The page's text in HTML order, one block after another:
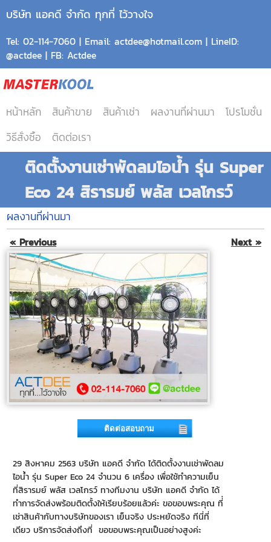
บริษัท แอคดี จำกัด ทุกที่ ไว้วางใจ
Tel: 02-114-7060 | Email: actdee@hotmail.com | LineID:
@actdee | FB: Actdee
หน้าหลัก สินค้าขาย สินค้าเช่า ผลงานที่ผ่านมา
โปรโมชั่น
วิธีสั่งซื้อ
ติดต่อเรา
ติดตั้งงานเช่าพัดลมไอน้ำ รุ่น Super
Eco 24 สิรารมย์ พลัส เวลโกรว์
ผลงานที่ผ่านมา
« Previous Next »
29 สิงหาคม 2563 บริษัท แอคดี จำกัด ได้ติดตั้งงานเช่าพัดลม
ไอน้ำ รุ่น Super Eco 24 จำนวน 6 เครื่อง เพื่อใช้ทำความเย็น
ที่สิรารมย์ พลัส เวลโกรว์ ทางทีมงาน บริษัท แอคดี จำกัด ได้
ทำการจัดส่งพร้อมติดตั้งให้เรียบร้อยแล้วค่ะ ขอขอบพระคุณ ที่่
เช่าสินค้ากับทางบริษัทของเรา เย็นจริง ประหยัดจริง ทีนี่ที่
เดียว บริการจัดส่งถึงที่ ขอขอบพระคุณเป็นอย่างสูงค่ะ